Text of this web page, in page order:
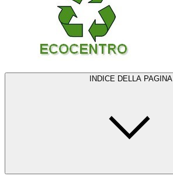
INDICE DELLA PAGINA